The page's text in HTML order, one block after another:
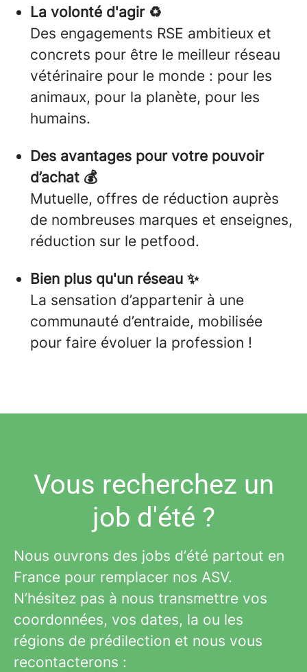
La volonté d'agir ♻️
Des engagements RSE ambitieux et
concrets pour être le meilleur réseau
vétérinaire pour le monde : pour les
animaux, pour la planète, pour les
humains.
Des avantages pour votre pouvoir
d’achat 💰
Mutuelle, offres de réduction auprès
de nombreuses marques et enseignes,
réduction sur le petfood.
Bien plus qu'un réseau ✨
La sensation d’appartenir à une
communauté d’entraide, mobilisée
pour faire évoluer la profession !
Vous recherchez un
job d'été ?
Nous ouvrons des jobs d’été partout en
France pour remplacer nos ASV.
N’hésitez pas à nous transmettre vos
coordonnées, vos dates, la ou les
régions de prédilection et nous vous
recontacterons :